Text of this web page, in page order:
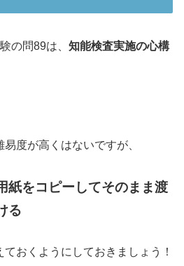
の問89は、 知能検査実施の心構
度が高くはないですが、
紙をコピーしてそのまま渡
る
おくようにしておきましょう！